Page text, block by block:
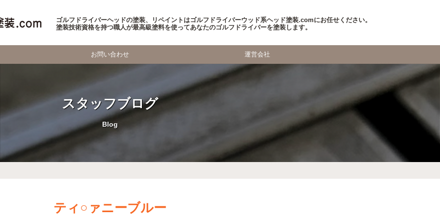
ゴルフドライバーヘッドの塗装、リペイントはゴルフドライバーウッド系ヘッド塗装.comにお任せください。
塗装技術資格を持つ職人が最高級塗料を使ってあなたのゴルフドライバーを塗装します。
お問い合わせ 運営会社
スタッフブログ
Blog
ティ○ァニーブルー